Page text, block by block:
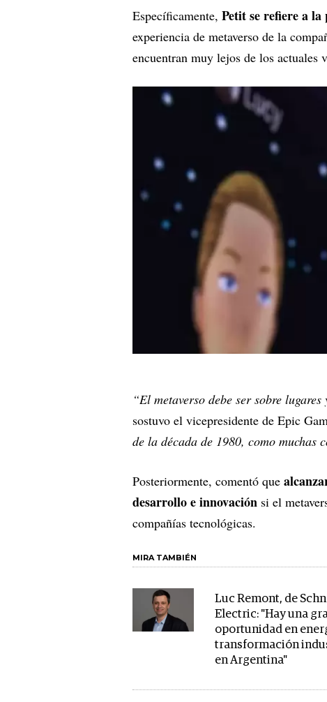
Específicamente, Petit se refiere a
experiencia de metaverso de la
encuentran muy lejos de los actuales
“El metaverso debe ser sobre
sostuvo el vicepresidente de Epic
de la década de 1980, como muchas
Posteriormente, comentó que
desarrollo e innovación si el
compañías tecnológicas.
MIRA TAMBIÉN
Luc Remont, de
Electric: "Hay una
oportunidad en
transformación
en Argentina"